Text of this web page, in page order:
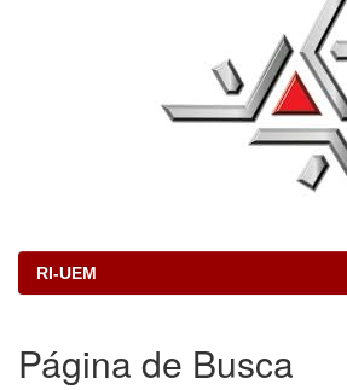
RI-UEM
Página de Busca